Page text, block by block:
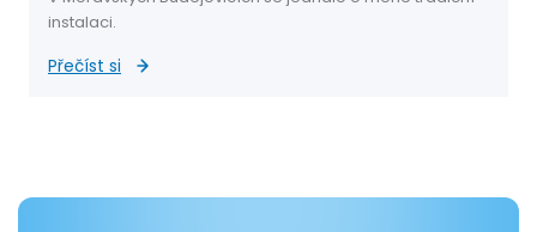
instalaci.
Přečíst si